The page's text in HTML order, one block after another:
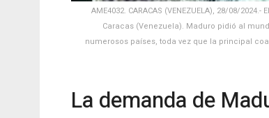
AME4032. CARACAS (VENEZUELA), 28/08/
Caracas (Venezuela). Maduro pidió al
numerosos países, toda vez que la principal
La demanda de